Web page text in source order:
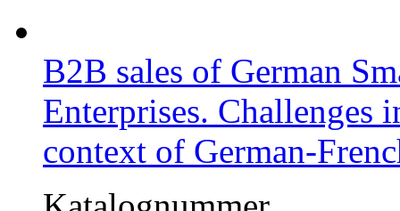
B2B sales of German
Enterprises. Challenges
context of German-